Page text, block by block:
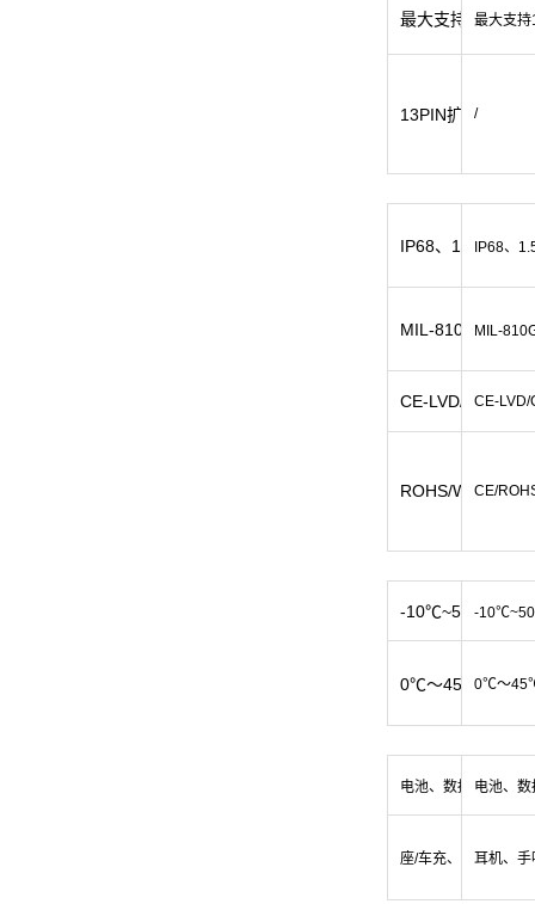
最大支持128G扩
13PIN扩展接口
IP68、1.5m深度
MIL-810G、1.22
CE-LVD/CB
ROHS/WEEE//
-10℃~50℃
0℃～45℃
电池、数据线、充电
座/车充、耳机、手
最大支
/
IP68、
MIL-
CE-LVD/
CE/
-
0℃～
电池、
耳机、手